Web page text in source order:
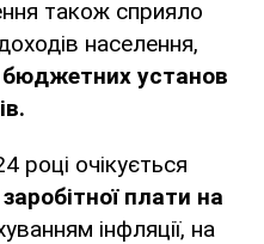
також сприяло
населення,
бюджетних установ
році очікується
плати на
інфляції, на